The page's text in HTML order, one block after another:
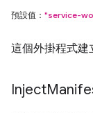
預設值： "service-
這個外掛程式建
Inject